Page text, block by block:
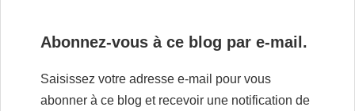
Abonnez-vous à ce blog par e-mail.
Saisissez votre adresse e-mail pour vous
abonner à ce blog et recevoir une notification de